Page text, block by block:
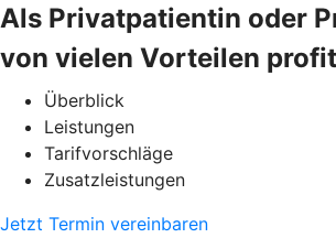
Als Privatpatientin oder
von vielen Vorteilen
Überblick
Leistungen
Tarifvorschläge
Zusatzleistungen
Jetzt Termin vereinbaren